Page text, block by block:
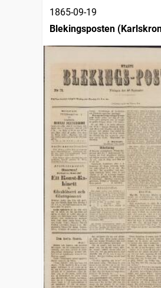
1865-09-19
Blekingsposten